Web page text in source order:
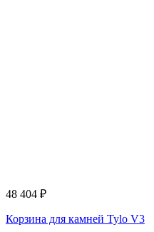
48 404 ₽
Корзина для камней Tylo V3